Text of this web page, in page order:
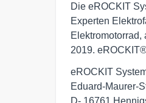
Die eROCKIT
Experten
2019.
eROCKIT
Eduard-Maurer-
D- 16761